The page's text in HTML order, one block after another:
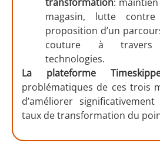
magasin, lutte
proposition d’un
couture à travers
technologies.
La plateforme
problématiques de ces trois
d’améliorer
taux de transformation du